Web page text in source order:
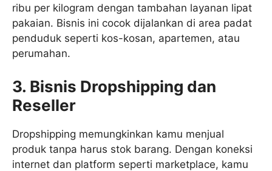
ribu per kilogram dengan tambahan layanan lipat
pakaian. Bisnis ini cocok dijalankan di area padat
penduduk seperti kos-kosan, apartemen, atau
perumahan.
3. Bisnis Dropshipping dan
Reseller
Dropshipping memungkinkan kamu menjual
produk tanpa harus stok barang. Dengan koneksi
internet dan platform seperti marketplace, kamu